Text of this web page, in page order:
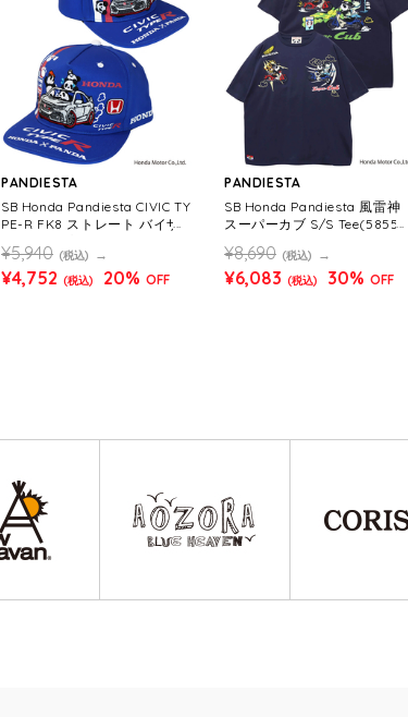
PANDIESTA
SB Honda Pandiesta CIVIC TY
PE-R FK8 ストレート バイザ
WOMENS)
¥5,940 (税込)
¥4,752 (税込) 20% OFF
PANDIESTA
SB Honda Pandiesta 風雷神
スーパーカブ S/S Tee(585507
¥8,690 (税込)
¥6,083 (税込) 30% OFF